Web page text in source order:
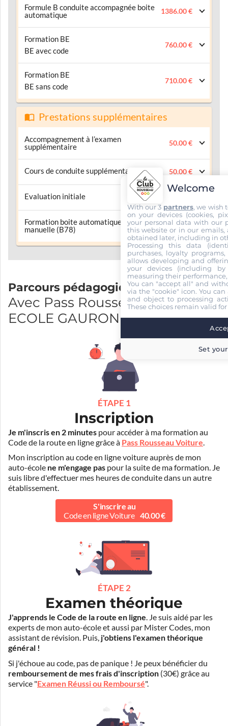
Formule B conduite accompagnée boite
automatique
1386.00 €
Formation BE
BE avec code
760.00 €
Formation BE
BE sans code
710.00 €
Prestations supplémentaires
Accompagnement à l’examen
supplémentaire
50.00 €
Cours de conduite supplémentaire 50.00 €
Evaluation initiale
Formation boite automatique vers boite
manuelle (B78)
280.00 €
Parcours pédagogique
Avec Pass Rousseau et AUTO-
ECOLE GAURON
ÉTAPE 1
Inscription
Je m'inscris en 2 minutes pour accéder à ma formation au
Code de la route en ligne grâce à Pass Rousseau Voiture
Mon inscription au code en ligne voiture auprès de mon
auto-école ne m'engage pas pour la suite de ma formation. Je
suis libre d'effectuer mes heures de conduite dans un autre
établissement.
S'inscrire au
Code en ligne Voiture 40.00 €
ÉTAPE 2
Examen théorique
J'apprends le Code de la route en ligne. Je suis aidé par les
experts de mon auto-école et aussi par Mister Codes, mon
assistant de révision. Puis, j'obtiens l'examen théorique
général !
Si j'échoue au code, pas de panique ! Je peux bénéficier du
remboursement de mes frais d'inscription (30€) grâce au
service "Examen Réussi ou Remboursé".
Welcome
With our 3 partners, we wish
on your devices (cookies,
your personal data with our
this website or in our emails,
obtained later, including in
Processing this data
purchases, loyalty
allows developing and
your devices (including
measuring their
You can "accept all" and
via the "cookie" icon. You
and object to processing
These choices remain valid
Set